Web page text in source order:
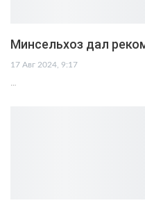
Минсельхоз дал
17 Авг 2024, 9:17